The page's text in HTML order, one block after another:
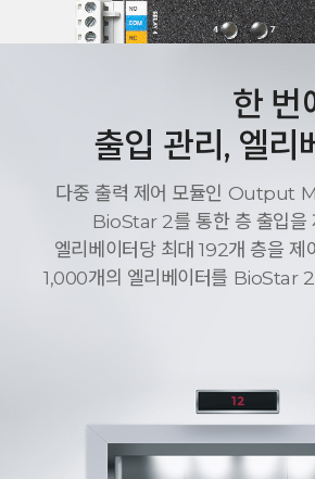
한 번
출입 관리, 엘리
다중 출력 제어 모듈인 Output
BioStar 2를 통한 층 출입을
엘리베이터당 최대 192개 층을 제
1,000개의 엘리베이터를 BioStar